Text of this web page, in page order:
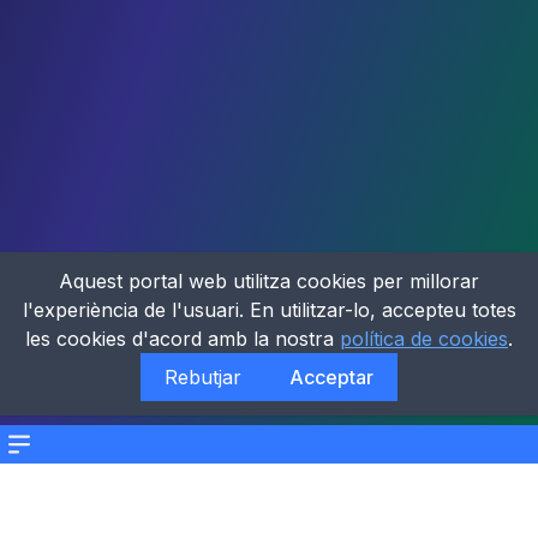
Menu
Aquest portal web utilitza cookies per millorar
l'experiència de l'usuari. En utilitzar-lo, accepteu totes
les cookies d'acord amb la nostra política de cookies.
Rebutjar
Acceptar